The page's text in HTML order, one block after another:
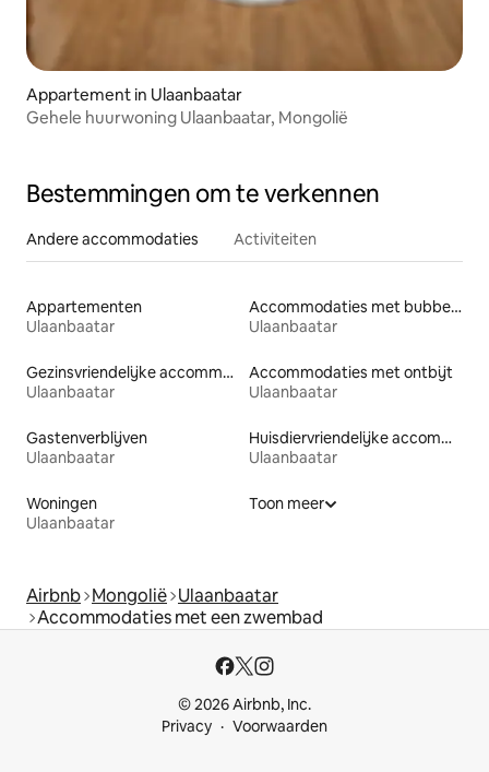
Appartement in Ulaanbaatar
Gehele huurwoning Ulaanbaatar, Mongolië
Bestemmingen om te verkennen
Andere accommodaties Activiteiten
Appartementen
Ulaanbaatar
Accommodaties met bubbelbad
Ulaanbaatar
Gezinsvriendelijke accommodaties
Ulaanbaatar
Accommodaties met ontbijt
Ulaanbaatar
Gastenverblijven
Ulaanbaatar
Huisdiervriendelijke accommodaties
Ulaanbaatar
Woningen
Ulaanbaatar
Toon meer
Airbnb Mongolië Ulaanbaatar
Accommodaties met een zwembad
© 2026 Airbnb, Inc.
Privacy
Voorwaarden